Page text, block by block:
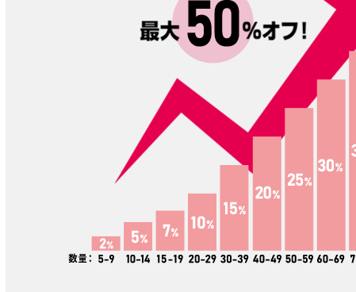
て見えるのが分かります。価格
どは、4オンスで作っているもの
薄手です。5オンスも中身が透け
て見えます。やや4オンスよりも
厚くなりますので、ちょっとし
っかりとした雰囲気にはなりま
す。手軽なトートバッグとして
販売するなら最低5オンスはあっ
た方が良さそうです。
8オンス 10オンス